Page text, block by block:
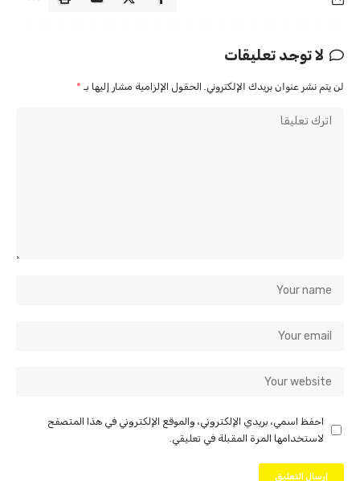
لا توجد تعليقات
لن يتم نشر عنوان بريدك الإلكتروني. الحقول الإلزامية مشار إليها بـ *
احفظ اسمي، بريدي الإلكتروني، والموقع الإلكتروني في هذا المتصفح
لاستخدامها المرة المقبلة في تعليقي.